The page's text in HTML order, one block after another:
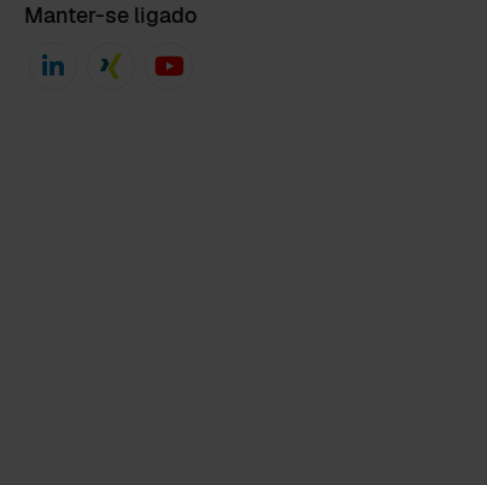
Manter-se ligado